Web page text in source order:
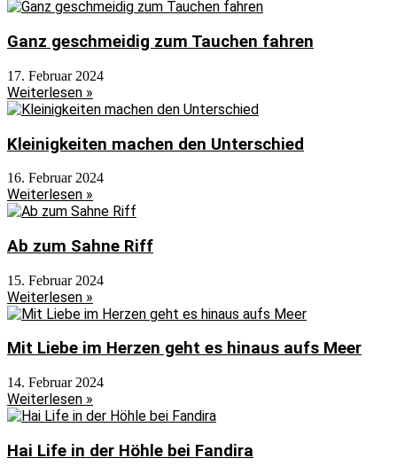
Ganz geschmeidig zum Tauchen fahren
17. Februar 2024
Weiterlesen »
Kleinigkeiten machen den Unterschied
16. Februar 2024
Weiterlesen »
Ab zum Sahne Riff
15. Februar 2024
Weiterlesen »
Mit Liebe im Herzen geht es hinaus aufs Meer
14. Februar 2024
Weiterlesen »
Hai Life in der Höhle bei Fandira